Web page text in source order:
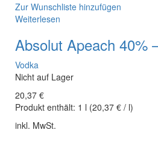
Zur Wunschliste hinzufügen
Weiterlesen
Absolut Apeach 40%
Vodka
Nicht auf Lager
20,37 €
Produkt enthält: 1 l (20,37 € / l)
inkl. MwSt.